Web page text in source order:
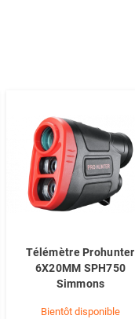
Télémètre Prohunter
6X20MM SPH750
Simmons
Bientôt disponible